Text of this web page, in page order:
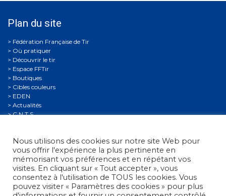
Plan du site
Où pratiquer
Découvrir le tir
Espace FFTir
Boutiques
Cibles couleurs
EDEN
Actualités
C.N.T.S.
Compétitions
Se former
Archives
Espace presse
Nous contacter
Informations légales
Nous utilisons des cookies sur notre site Web pour
vous offrir l'expérience la plus pertinente en
mémorisant vos préférences et en répétant vos
visites. En cliquant sur « Tout accepter », vous
consentez à l'utilisation de TOUS les cookies. Vous
pouvez visiter « Paramètres des cookies » pour plus